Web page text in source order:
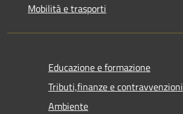
Mobilità e trasporti
Educazione e formazione
Tributi,finanze e contravvenzioni
Ambiente